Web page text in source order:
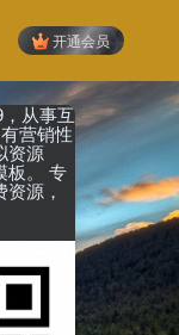
开通会员
员
已售 17
从事互
营销性
资源
板。 专
源，